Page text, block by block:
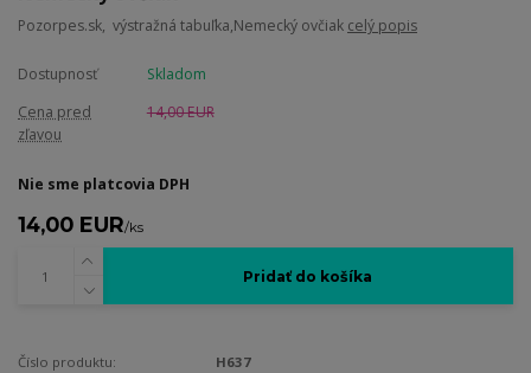
Pozorpes.sk, výstražná tabuľka,Nemecký ovčiak celý popis
Dostupnosť
Skladom
Cena pred
zľavou
14,00 EUR
Nie sme platcovia DPH
14,00 EUR/ks
Pridať do košíka
Číslo produktu: H637